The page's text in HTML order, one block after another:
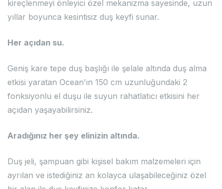
kireçlenmeyi önleyici özel mekanizma sayesinde, uzun
yıllar boyunca kesintisiz duş keyfi sunar.
Her açıdan su.
Geniş kare tepe duş başlığı ile şelale altında duş alma
etkisi yaratan Ocean’ın 150 cm uzunluğundaki 2
fonksiyonlu el duşu ile suyun rahatlatıcı etkisini her
açıdan yaşayabilirsiniz.
Aradığınız her şey elinizin altında.
Duş jeli, şampuan gibi kişisel bakım malzemeleri için
ayrılan ve istediğiniz an kolayca ulaşabileceğiniz özel